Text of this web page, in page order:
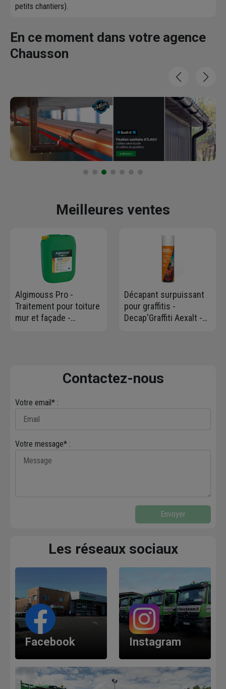
petits chantiers).
En ce moment dans votre agence
Chausson
Meilleures ventes
Algimouss Pro -
Traitement pour toiture
mur et façade -
Décapant surpuissant
pour graffitis -
Decap'Graffiti Aexalt -
Contactez-nous
Votre email* :
Votre message* :
Envoyer
Les réseaux sociaux
Facebook Instagram